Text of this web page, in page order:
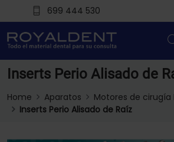
699 444 530
Inserts Perio Alisado de
Home Aparatos
Motores de cirugía
Inserts Perio Alisado de Raíz